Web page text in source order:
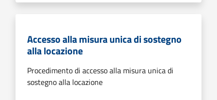
Accesso alla misura unica di sostegno
alla locazione
Procedimento di accesso alla misura unica di
sostegno alla locazione